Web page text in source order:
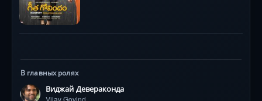
В главных ролях
Виджай Девераконда
Vijay Govind